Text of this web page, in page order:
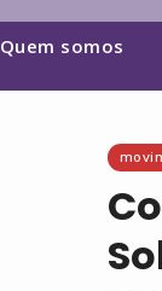
Quem somos